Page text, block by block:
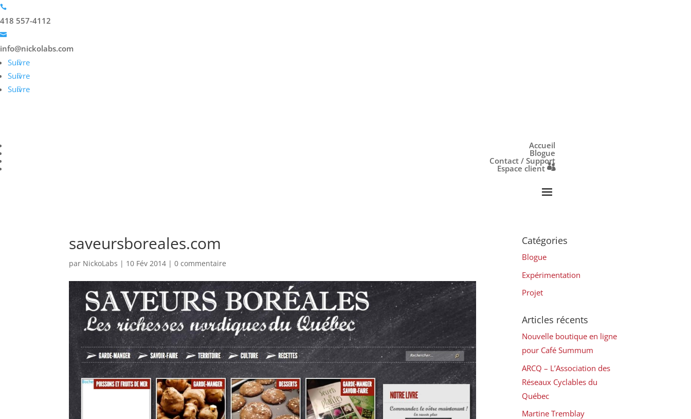

418 557-4112

info@nickolabs.com
Suivre
Suivre
Suivre
Accueil
Blogue
Contact / Support
Espace client
saveursboreales.com
par NickoLabs | 10 Fév 2014 |0 commentaire
Catégories
Blogue
Expérimentation
Projet
Articles récents
Nouvelle boutique en ligne
pour Café Summum
ARCQ – L’Association des
Réseaux Cyclables du
Québec
Martine Tremblay